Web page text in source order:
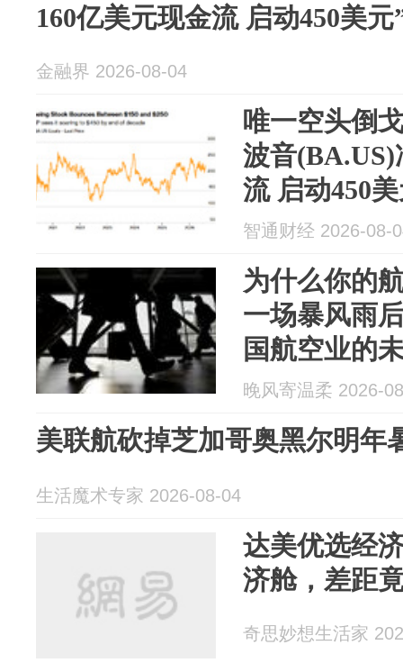
160亿美元现金流 启动450美
金融界 2026-08-04
唯一空头倒
波音(BA.US)
流 启动450
智通财经 2026-08-
为什么你的
一场暴风雨
国航空业的
晚风寄温柔 2026-
美联航砍掉芝加哥奥黑尔明年
生活魔术专家 2026-08-04
达美优选经
济舱，差距
奇思妙想生活家